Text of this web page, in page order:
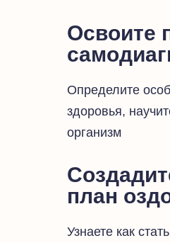
Освоите
Определите
здоровья,
организм
план
Узнаете как